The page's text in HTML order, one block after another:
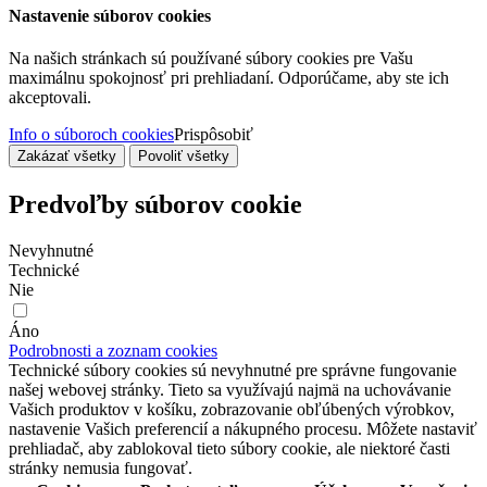
Nastavenie súborov cookies
Na našich stránkach sú používané súbory cookies pre Vašu
maximálnu spokojnosť pri prehliadaní. Odporúčame, aby ste ich
akceptovali.
Info o súboroch cookiesPrispôsobiť
Zakázať všetky Povoliť všetky
Predvoľby súborov cookie
Nevyhnutné
Technické
Nie
Áno
Podrobnosti a zoznam cookies
Technické súbory cookies sú nevyhnutné pre správne fungovanie
našej webovej stránky. Tieto sa využívajú najmä na uchovávanie
Vašich produktov v košíku, zobrazovanie obľúbených výrobkov,
nastavenie Vašich preferencií a nákupného procesu. Môžete nastaviť
prehliadač, aby zablokoval tieto súbory cookie, ale niektoré časti
stránky nemusia fungovať.